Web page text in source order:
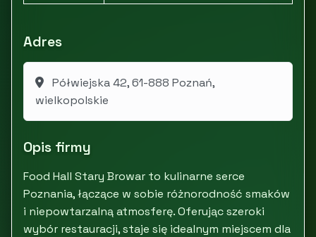
Adres
Półwiejska 42, 61-888 Poznań,
wielkopolskie
Opis firmy
Food Hall Stary Browar to kulinarne serce
Poznania, łączące w sobie różnorodność smaków
i niepowtarzalną atmosferę. Oferując szeroki
wybór restauracji, staje się idealnym miejscem dla